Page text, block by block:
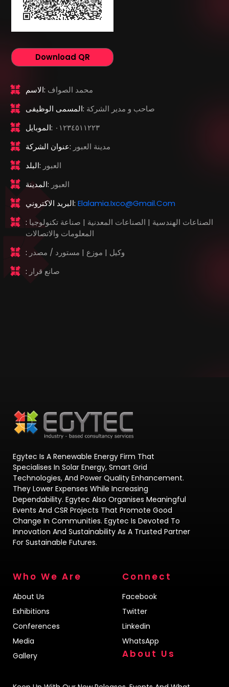
Download QR
الاسم: محمد الصواف
المسمى الوظيفى: صاحب و مدير الشركة
الموبايل: ٠١٢٣٤٥١١٢٢٣
عنوان الشركة: مدينة العبور
البلد: العبور
المدينة: العبور
البريد الاكتروني: Elalamia.ixco@gmail.com
:
المعلومات والاتصالات
: وكيل | موزع | مستورد / مصدر
: صانع قرار
Egytec Is A Renewable Energy Firm That
Specialises In Solar Energy, Smart Grid
Technologies, And Power Quality Enhancement.
They Lower Expenses While Increasing
Dependability. Egytec Also Organises Meaningful
Events And CSR Projects That Promote Good
Change In Communities. Egytec Is Devoted To
Innovation And Sustainability As A Trusted Partner
For Sustainable Futures.
Who We Are
About Us
Exhibitions
Conferences
Media
Gallery
Connect
Facebook
Twitter
Linkedin
WhatsApp
About Us